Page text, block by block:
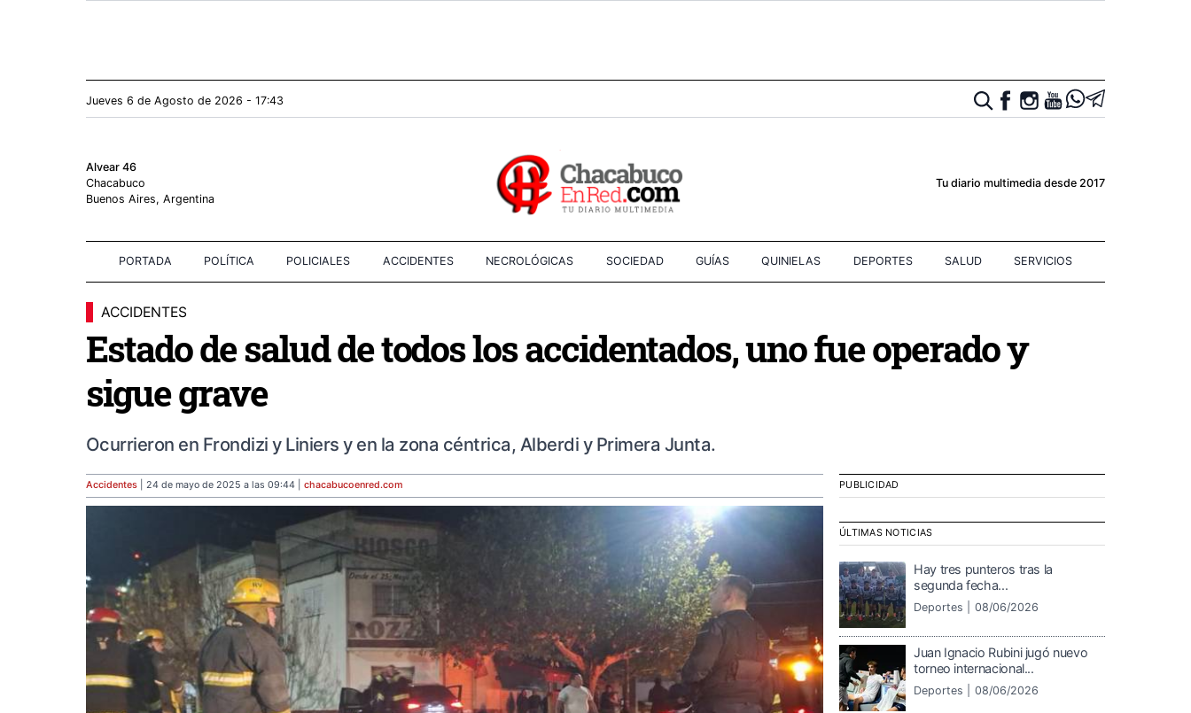
Jueves 6 de Agosto de 2026 - 17:43
Alvear 46
Chacabuco
Buenos Aires, Argentina
Tu diario multimedia desde 2017
PORTADA POLÍTICA POLICIALES ACCIDENTES NECROLÓGICAS SOCIEDAD GUÍAS QUINIELAS DEPORTES SALUD SERVICIOS
ACCIDENTES
Estado de salud de todos los accidentados, uno fue operado y
sigue grave
Ocurrieron en Frondizi y Liniers y en la zona céntrica, Alberdi y Primera Junta.
Accidentes | 24 de mayo de 2025 a las 09:44 | chacabucoenred.com PUBLICIDAD
ÚLTIMAS NOTICIAS
Hay tres punteros tras la
segunda fecha...
Deportes | 08/06/2026
Juan Ignacio Rubini jugó nuevo
torneo internacional...
Deportes | 08/06/2026